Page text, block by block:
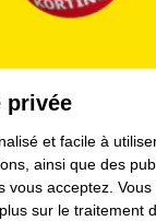
Plus durable
privée
et facile à
ainsi que des
vous acceptez.
sur le traitement